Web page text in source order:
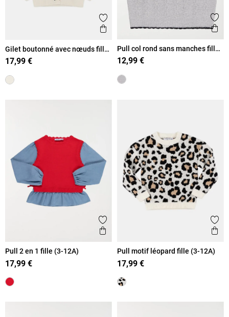
Ajouter aux favoris
Aperçu rapide
Gilet boutonné avec nœuds fille
(3-12A)
17,99 €
Pull col rond sans manches fille
(6-12A)
12,99 €
Ajouter aux favoris
Aperçu rapide
Pull 2 en 1 fille (3-12A)
17,99 €
Pull motif léopard fille (3-12A)
17,99 €